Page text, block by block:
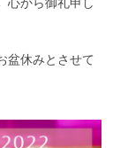
心から御礼申し
盆休みとさせて